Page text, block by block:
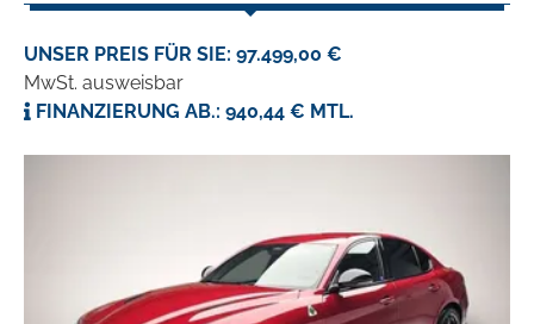
UNSER PREIS FÜR SIE: 97.499,00 €
MwSt. ausweisbar
FINANZIERUNG AB.: 940,44 € MTL.